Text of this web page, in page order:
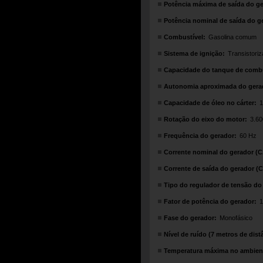
Potência máxima de saída do
Potência nominal de saída do
Combustível: Gasolina comum
Sistema de ignição:
Capacidade do tanque de
Autonomia aproximada do
Capacidade de óleo no cárter:
Rotação do eixo do motor:
Frequência do gerador: 60 Hz
Corrente nominal do gerador
Corrente de saída do gerador
Tipo do regulador de tensão
Fator de potência do gerador: 1
Fase do gerador: Monofásico
Nível de ruído (7 metros de
Temperatura máxima no